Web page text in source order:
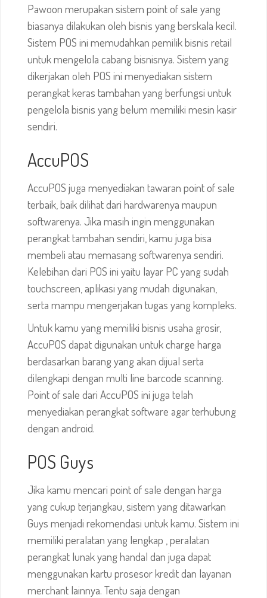
Pawoon merupakan sistem point of sale yang
biasanya dilakukan oleh bisnis yang berskala kecil.
Sistem POS ini memudahkan pemilik bisnis retail
untuk mengelola cabang bisnisnya. Sistem yang
dikerjakan oleh POS ini menyediakan sistem
perangkat keras tambahan yang berfungsi untuk
pengelola bisnis yang belum memiliki mesin kasir
sendiri.
AccuPOS
AccuPOS juga menyediakan tawaran point of sale
terbaik, baik dilihat dari hardwarenya maupun
softwarenya. Jika masih ingin menggunakan
perangkat tambahan sendiri, kamu juga bisa
membeli atau memasang softwarenya sendiri.
Kelebihan dari POS ini yaitu layar PC yang sudah
touchscreen, aplikasi yang mudah digunakan,
serta mampu mengerjakan tugas yang kompleks.
Untuk kamu yang memiliki bisnis usaha grosir,
AccuPOS dapat digunakan untuk charge harga
berdasarkan barang yang akan dijual serta
dilengkapi dengan multi line barcode scanning.
Point of sale dari AccuPOS ini juga telah
menyediakan perangkat software agar terhubung
dengan android.
POS Guys
Jika kamu mencari point of sale dengan harga
yang cukup terjangkau, sistem yang ditawarkan
Guys menjadi rekomendasi untuk kamu. Sistem ini
memiliki peralatan yang lengkap , peralatan
perangkat lunak yang handal dan juga dapat
menggunakan kartu prosesor kredit dan layanan
merchant lainnya. Tentu saja dengan